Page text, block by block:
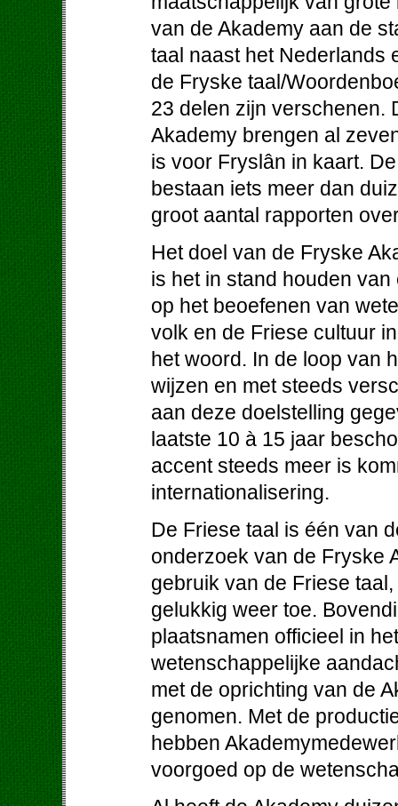
van de Akademy aan de
taal naast het Nederlands
de Fryske taal/
23 delen zijn verschenen.
Akademy brengen al
is voor Fryslân in kaart.
bestaan iets meer dan
groot aantal rapporten
Het doel van de Fryske
is het in stand houden
op het beoefenen van
volk en de Friese cultuur
het woord. In de loop van
wijzen en met steeds
aan deze doelstelling
laatste 10 à 15 jaar
accent steeds meer is
internationalisering.
De Friese taal is één van
onderzoek van de Fryske
gebruik van de Friese
gelukkig weer toe.
plaatsnamen officieel in
wetenschappelijke
met de oprichting van de
genomen. Met de
hebben
voorgoed op de